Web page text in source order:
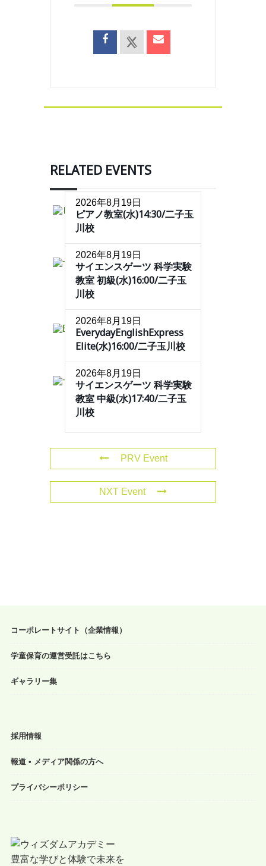
RELATED EVENTS
2026年8月19日
ピアノ教室(水)14:30/二子玉
川校
2026年8月19日
サイエンスゲーツ 科学実験
教室 初級(水)16:00/二子玉
川校
2026年8月19日
EverydayEnglishExpress
Elite(水)16:00/二子玉川校
2026年8月19日
サイエンスゲーツ 科学実験
教室 中級(水)17:40/二子玉
川校
PRV Event
NXT Event
コーポレートサイト（企業情報）
学童保育の運営受託はこちら
ギャラリー集
採用情報
報道 • メディア関係の方へ
プライバシーポリシー